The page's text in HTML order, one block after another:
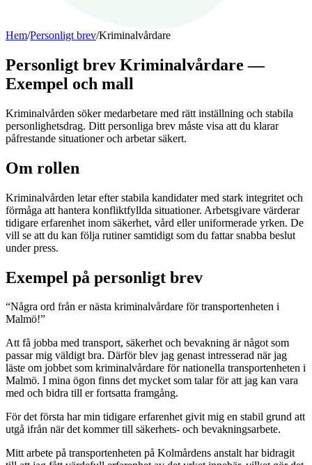
Hem/Personligt brev/Kriminalvårdare
Personligt brev Kriminalvårdare —
Exempel och mall
Kriminalvården söker medarbetare med rätt inställning och stabila
personlighetsdrag. Ditt personliga brev måste visa att du klarar
påfrestande situationer och arbetar säkert.
Om rollen
Kriminalvården letar efter stabila kandidater med stark integritet och
förmåga att hantera konfliktfyllda situationer. Arbetsgivare värderar
tidigare erfarenhet inom säkerhet, vård eller uniformerade yrken. De
vill se att du kan följa rutiner samtidigt som du fattar snabba beslut
under press.
Exempel på personligt brev
“Några ord från er nästa kriminalvårdare för transportenheten i
Malmö!”
Att få jobba med transport, säkerhet och bevakning är något som
passar mig väldigt bra. Därför blev jag genast intresserad när jag
läste om jobbet som kriminalvårdare för nationella transportenheten i
Malmö. I mina ögon finns det mycket som talar för att jag kan vara
med och bidra till er fortsatta framgång.
För det första har min tidigare erfarenhet givit mig en stabil grund att
utgå ifrån när det kommer till säkerhets- och bevakningsarbete.
Mitt arbete på transportenheten på Kolmårdens anstalt har bidragit